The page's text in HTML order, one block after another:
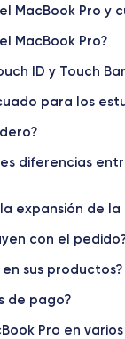
MacBook Pro y
MacBook Pro?
ID y Touch
para los
diferencias
expansión de
con el
sus productos?
de pago?
Pro en